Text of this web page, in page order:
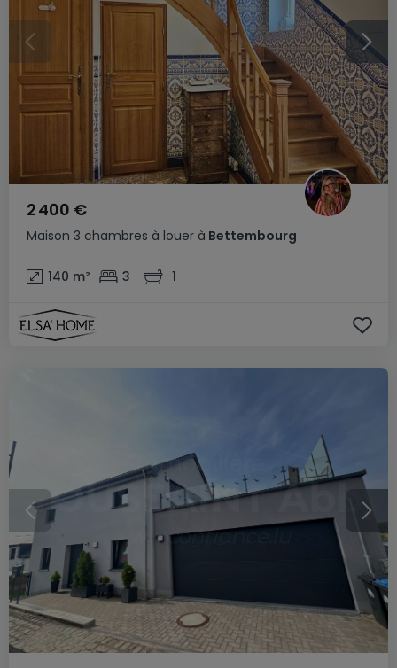
Maison 3 chambres à louer à Bettembourg
2 400 €
140 m² 3 1